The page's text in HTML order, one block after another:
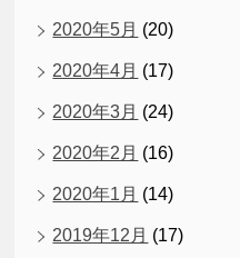
2020年5月 (20)
2020年4月 (17)
2020年3月 (24)
2020年2月 (16)
2020年1月 (14)
2019年12月 (17)